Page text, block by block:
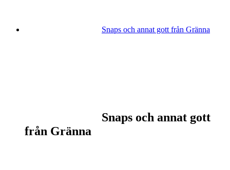
Snaps och annat gott från Gränna
Snaps och annat gott
från Gränna